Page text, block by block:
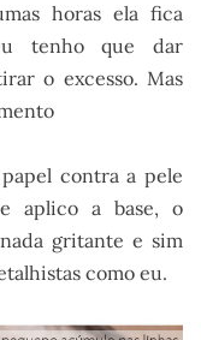
horas ela fica
tenho que dar
o excesso. Mas
contra a pele
aplico a base, o
gritante e sim
como eu.